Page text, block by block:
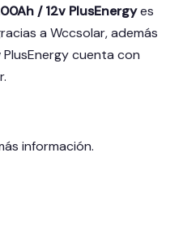
/ 12v PlusEnergyes
a Wccsolar, además
cuenta con
información.